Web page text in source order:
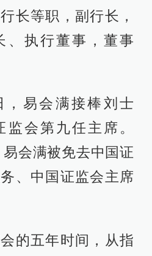
长等职，副行长，
、执行董事，董事
，易会满接棒刘士
会第九任主席。
会满被免去中国证
、中国证监会主席
的五年时间，从指